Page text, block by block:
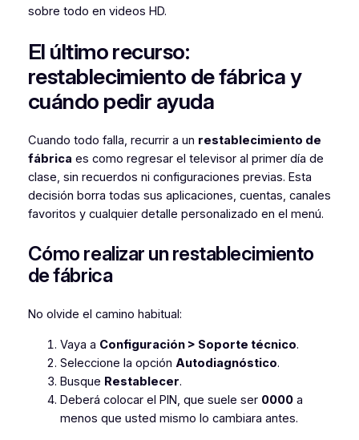
sobre todo en videos HD.
El último recurso:
restablecimiento de fábrica y
cuándo pedir ayuda
Cuando todo falla, recurrir a un restablecimiento de
fábrica es como regresar el televisor al primer día de
clase, sin recuerdos ni configuraciones previas. Esta
decisión borra todas sus aplicaciones, cuentas, canales
favoritos y cualquier detalle personalizado en el menú.
Cómo realizar un restablecimiento
de fábrica
No olvide el camino habitual:
Vaya a Configuración > Soporte técnico.
Seleccione la opción Autodiagnóstico.
Busque Restablecer.
Deberá colocar el PIN, que suele ser 0000a
menos que usted mismo lo cambiara antes.